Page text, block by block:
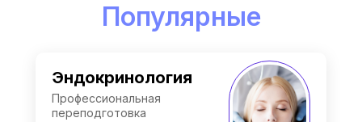
Популярные
курсы
Эндокринология
Профессиональная
переподготовка